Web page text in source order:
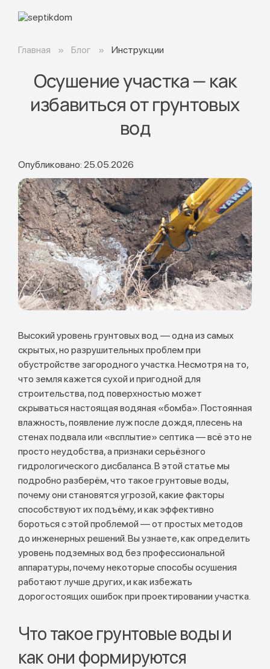
Главная Блог Инструкции
Осушение участка — как
избавиться от грунтовых
вод
Опубликовано: 25.05.2026
Высокий уровень грунтовых вод — одна из самых
скрытых, но разрушительных проблем при
обустройстве загородного участка. Несмотря на то,
что земля кажется сухой и пригодной для
строительства, под поверхностью может
скрываться настоящая водяная «бомба». Постоянная
влажность, появление луж после дождя, плесень на
стенах подвала или «всплытие» септика — всё это не
просто неудобства, а признаки серьёзного
гидрологического дисбаланса. В этой статье мы
подробно разберём, что такое грунтовые воды,
почему они становятся угрозой, какие факторы
способствуют их подъёму, и как эффективно
бороться с этой проблемой — от простых методов
до инженерных решений. Вы узнаете, как определить
уровень подземных вод без профессиональной
аппаратуры, почему некоторые способы осушения
работают лучше других, и как избежать
дорогостоящих ошибок при проектировании участка.
Что такое грунтовые воды и
как они формируются